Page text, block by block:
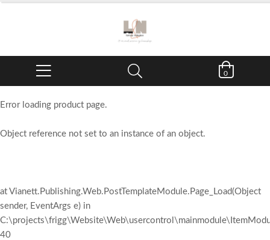
0
Error loading product page.
Object reference not set to an instance of an object.
at Vianett.Publishing.Web.PostTemplateModule.Page_Load(Object
sender, EventArgs e) in
40